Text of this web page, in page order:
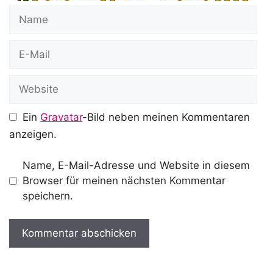
Name
Website
Ein Gravatar-Bild neben meinen Kommentaren
anzeigen.
Name, E-Mail-Adresse und Website in diesem
Browser für meinen nächsten Kommentar
speichern.